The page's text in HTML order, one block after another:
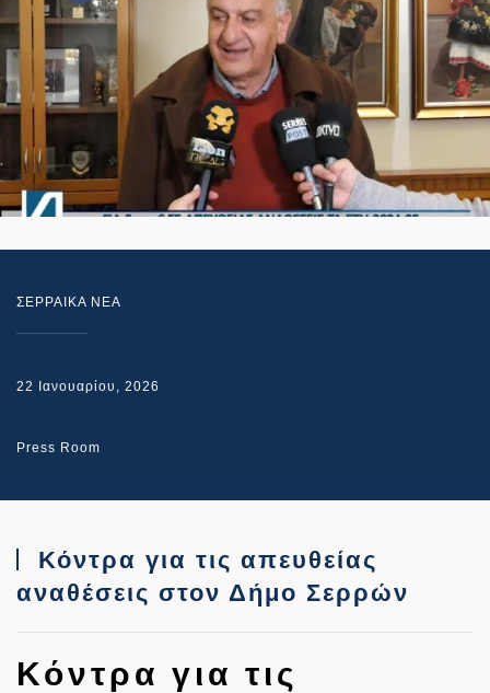
ΣΕΡΡΑΙΚΑ ΝΕΑ
22 Ιανουαρίου, 2026
Press Room
Κόντρα για τις απευθείας
αναθέσεις στον Δήμο Σερρών
Κόντρα για τις